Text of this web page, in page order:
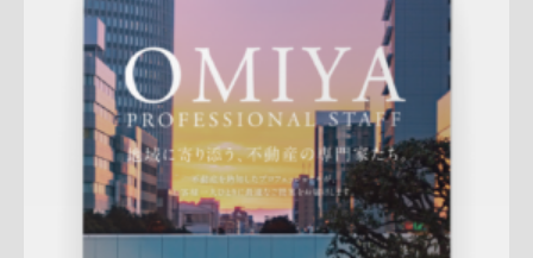
Update: 2026.07.01
折りパンフレットエリア広告スタッフ紹介新作 来店訴求
査定ナチュラルハートフル大宮センター